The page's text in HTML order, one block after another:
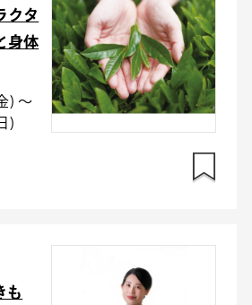
クタ
身体
) ～
)
も